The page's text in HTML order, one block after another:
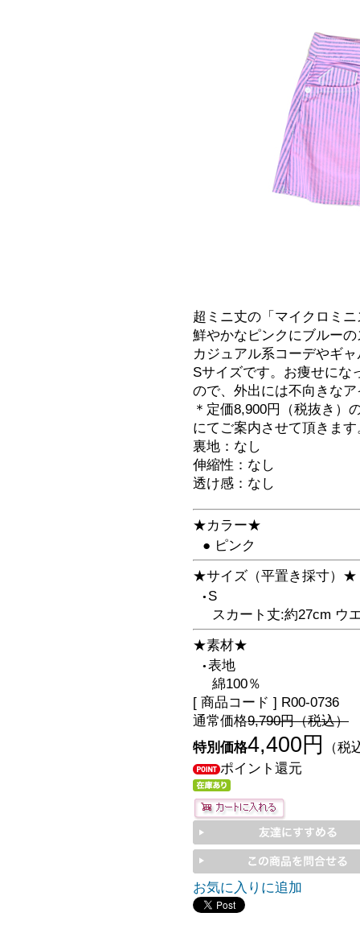
超ミニ丈の「マイクロミ
鮮やかなピンクにブルー
カジュアル系コーデやギ
Sサイズです。お痩せにな
ので、外出には不向きな
＊定価8,900円（税抜き）
にてご案内させて頂きます
裏地：なし
伸縮性：なし
透け感：なし
★カラー★
● ピンク
★サイズ（平置き採寸）★
● S
スカート丈:約27cm ウ
★素材★
● 表地
綿100％
[ 商品コード ] R00-0736
通常価格9,790円（税込）
特別価格4,400円
（税
ポイント還元
お気に入りに追加